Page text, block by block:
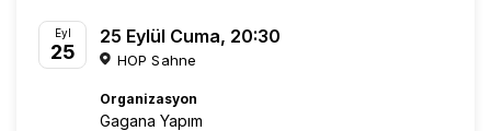
Eyl
25
25 Eylül Cuma, 20:30
HOP Sahne
Organizasyon
Gagana Yapım